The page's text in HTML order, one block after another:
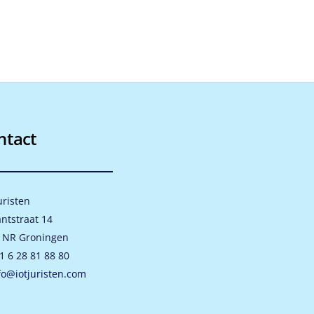
14
Groningen
6 28 81 88 80